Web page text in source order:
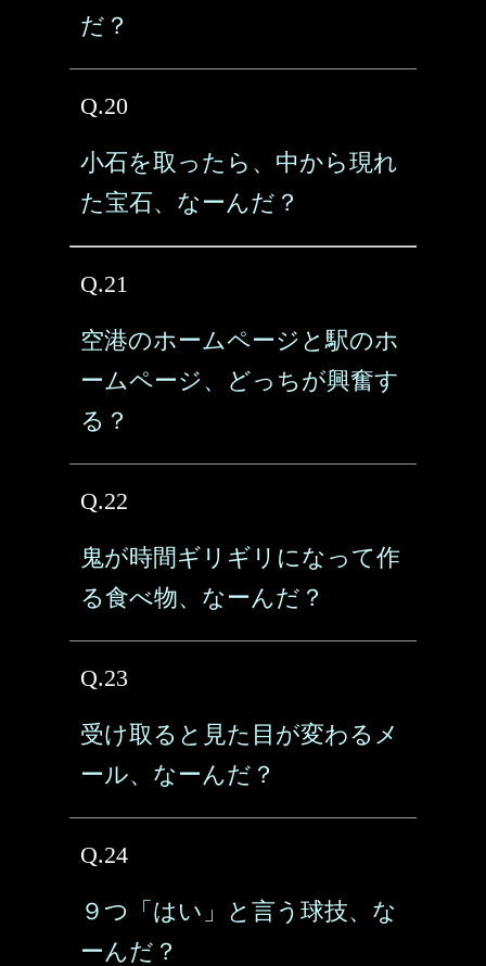
だ？
Q.20
小石を取ったら、中から現れ
た宝石、なーんだ？
Q.21
空港のホームページと駅のホ
ームページ、どっちが興奮す
る？
Q.22
鬼が時間ギリギリになって作
る食べ物、なーんだ？
Q.23
受け取ると見た目が変わるメ
ール、なーんだ？
Q.24
９つ「はい」と言う球技、な
ーんだ？